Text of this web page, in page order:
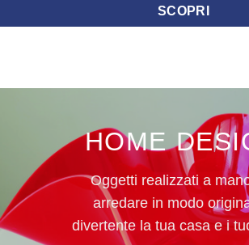
SCOPRI
HOME
Oggetti realizzati a
arredare in modo
divertente la tua casa e i